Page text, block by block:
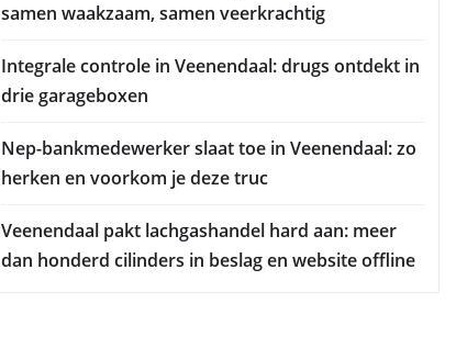
samen waakzaam, samen veerkrachtig
Integrale controle in Veenendaal: drugs ontdekt in
drie garageboxen
Nep-bankmedewerker slaat toe in Veenendaal: zo
herken en voorkom je deze truc
Veenendaal pakt lachgashandel hard aan: meer
dan honderd cilinders in beslag en website offline